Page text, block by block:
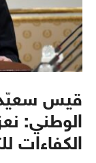
الوطني:
الكفاءات